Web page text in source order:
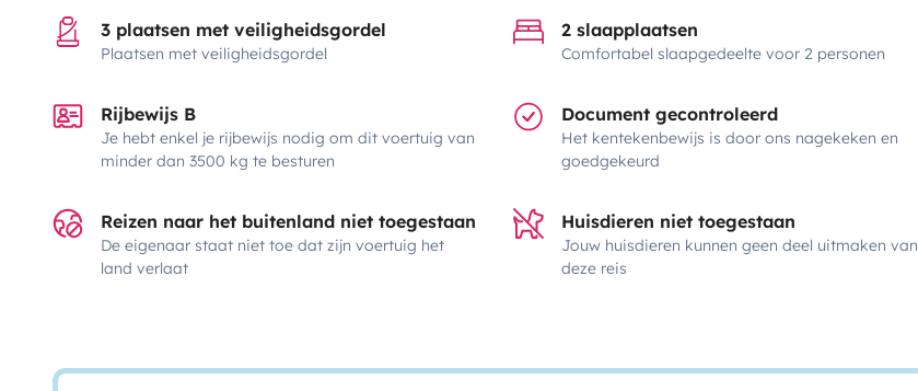
3 plaatsen met veiligheidsgordel
Plaatsen met veiligheidsgordel
2 slaapplaatsen
Comfortabel slaapgedeelte voor 2 personen
Rijbewijs B
Je hebt enkel je rijbewijs nodig om dit voertuig van
minder dan 3500 kg te besturen
Document gecontroleerd
Het kentekenbewijs is door ons nagekeken en
goedgekeurd
Reizen naar het buitenland niet toegestaan
De eigenaar staat niet toe dat zijn voertuig het
land verlaat
Huisdieren niet toegestaan
Jouw huisdieren kunnen geen deel uitmaken van
deze reis